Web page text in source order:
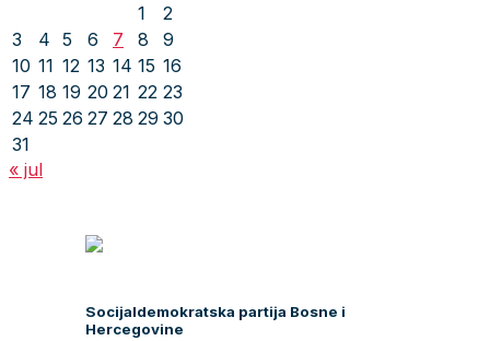
1
2
3
4 5 6 7 8
9
10 11 12 13 14 15 16
17 18 19 20 21 22 23
24 25 26 27 28 29 30
31
« jul
Socijaldemokratska partija Bosne i
Hercegovine